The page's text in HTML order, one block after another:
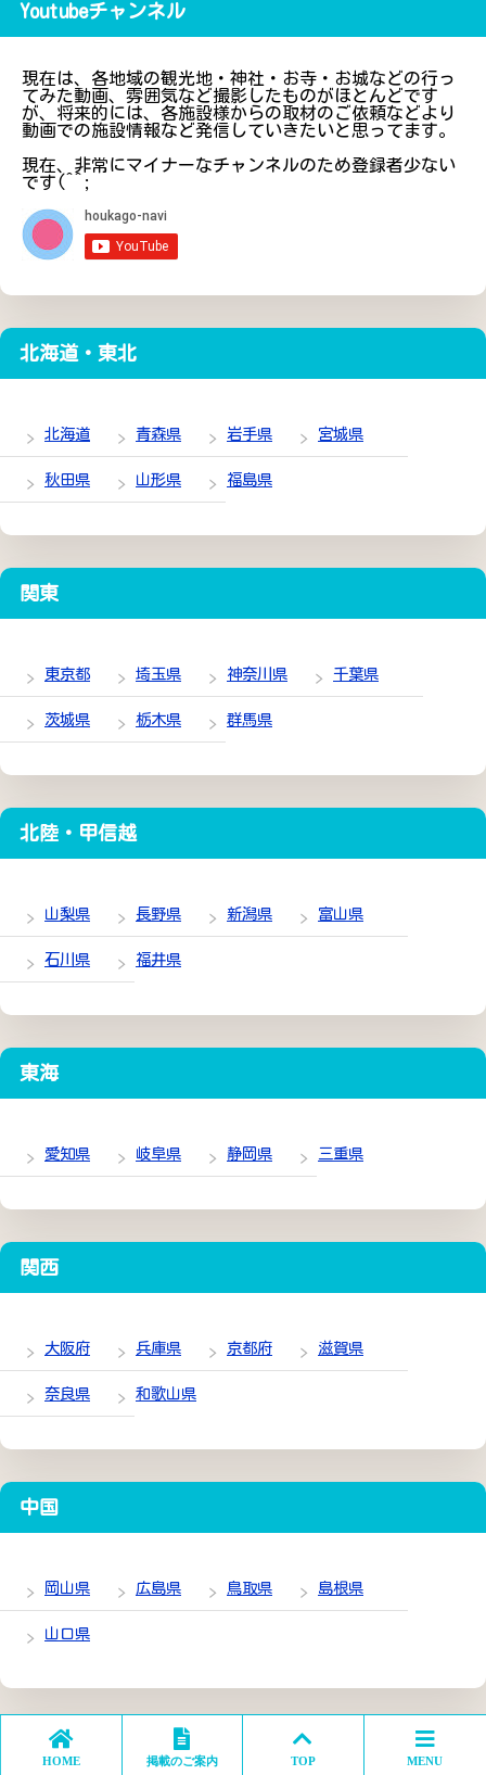
Youtubeチャンネル
現在は、各地域の観光地・神社・お寺・お城などの行っ
てみた動画、雰囲気など撮影したものがほとんどです
が、将来的には、各施設様からの取材のご依頼などより
動画での施設情報など発信していきたいと思ってます。
現在、非常にマイナーなチャンネルのため登録者少ない
です(^^;
北海道・東北
北海道 青森県 岩手県 宮城県
秋田県 山形県 福島県
関東
東京都 埼玉県 神奈川県 千葉県
茨城県 栃木県 群馬県
北陸・甲信越
山梨県 長野県 新潟県 富山県
石川県 福井県
東海
愛知県 岐阜県 静岡県 三重県
関西
大阪府 兵庫県 京都府 滋賀県
奈良県 和歌山県
中国
岡山県 広島県 鳥取県 島根県
山口県
四国
HOME 掲載のご案内 TOP MENU